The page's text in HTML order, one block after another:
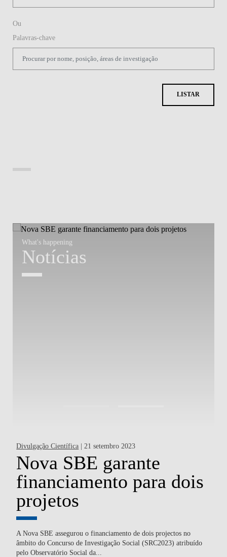
Ou
Palavras-chave
LISTAR
What's happening
Notícias
Divulgação Científica | 21 setembro 2023
Nova SBE garante
financiamento para dois
projetos
A Nova SBE assegurou o financiamento de dois projectos no
âmbito do Concurso de Investigação Social (SRC2023) atribuído
pelo Observatório Social da...